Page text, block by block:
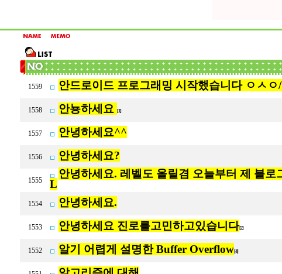
1559 안드로이드 프로그래밍 시작했습니다 ㅇㅅ
1558 안뇽하세요 [1]
1557 안녕하세요^^
1556 안녕하세요?
1555
안녕하세요. 레벨도 올릴겸 오늘부터 제 블
L
1554 안녕하세요.
1553 안녕하세요 진로를고민하고있습니다[2]
1552 알기 어렵게 설명한 Buffer Overflow[4]